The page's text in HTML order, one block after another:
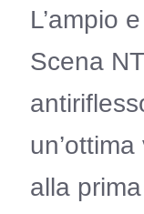
L’ampio
Scena
alla